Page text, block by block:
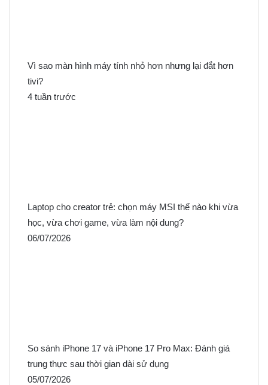
Vì sao màn hình máy tính nhỏ hơn nhưng lại đắt hơn
tivi?
4 tuần trước
Laptop cho creator trẻ: chọn máy MSI thế nào khi vừa
học, vừa chơi game, vừa làm nội dung?
06/07/2026
So sánh iPhone 17 và iPhone 17 Pro Max: Đánh giá
trung thực sau thời gian dài sử dụng
05/07/2026